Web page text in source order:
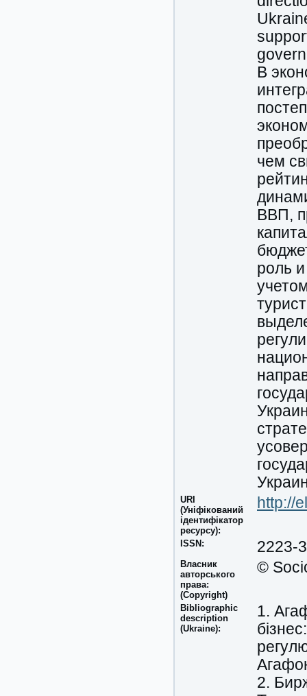
В
чем
ВВП,
роль
URI
(Уніфікований
ідентифікатор
ресурсу):
http://
ISSN: 2223-
Власник
авторського
права:
(Copyright)
©
Bibliographic
description
(Ukraine):
1.
2.